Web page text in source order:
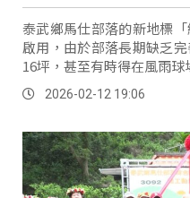
泰武鄉馬仕部落的新地標
啟用，由於部落長期缺乏
16坪，甚至有時得在風雨球
2026-02-12 19:06